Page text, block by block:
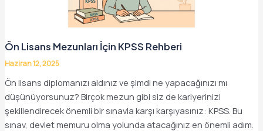
Ön Lisans Mezunları İçin KPSS Rehberi
Haziran 12, 2025
Ön lisans diplomanızı aldınız ve şimdi ne yapacağınızı mı
düşünüyorsunuz? Birçok mezun gibi siz de kariyerinizi
şekillendirecek önemli bir sınavla karşı karşıyasınız: KPSS. Bu
sınav, devlet memuru olma yolunda atacağınız en önemli adım.